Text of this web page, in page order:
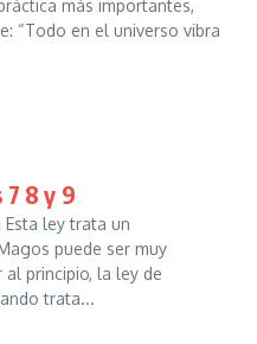
más importantes,
“Todo en el universo vibra
7 8 y 9
Esta ley trata un
puede ser muy
principio, la ley de
trata...